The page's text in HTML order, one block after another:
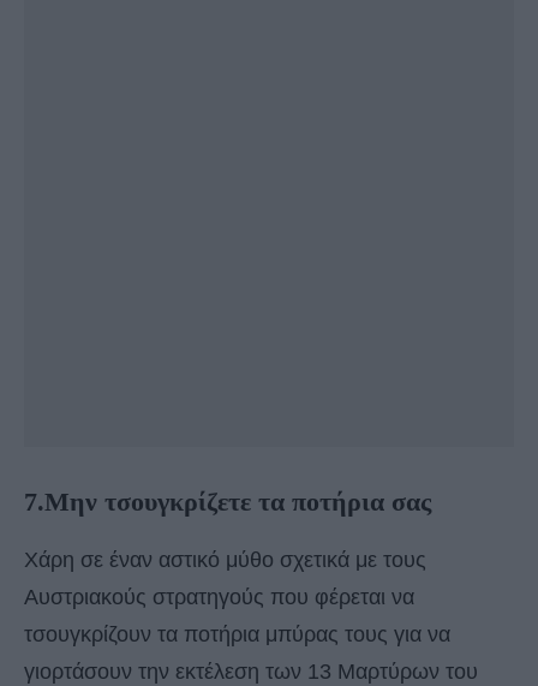
7.Μην τσουγκρίζετε τα ποτήρια σας
Χάρη σε έναν αστικό μύθο σχετικά με τους
Αυστριακούς στρατηγούς που φέρεται να
τσουγκρίζουν τα ποτήρια μπύρας τους για να
γιορτάσουν την εκτέλεση των 13 Μαρτύρων του